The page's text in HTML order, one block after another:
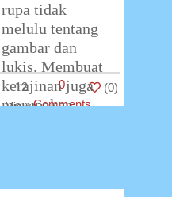
rupa tidak
melulu tentang
gambar dan
lukis. Membuat
kerajinan juga
merupakan
12
0
Comments
(0)